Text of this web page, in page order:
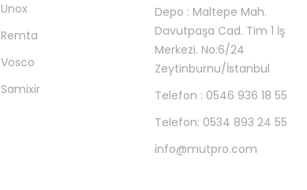
Unox
Remta
Vosco
Samixir
Depo : Maltepe Mah.
Davutpaşa Cad. Tim 1 İş
Merkezi. No:6/24
Zeytinburnu/İstanbul
Telefon : 0546 936 18 55
Telefon: 0534 893 24 55
info@mutpro.com